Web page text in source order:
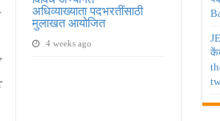
अधिव्याख्याता पदभरतींसाठी
मुलाखत आयोजित
4 weeks ago